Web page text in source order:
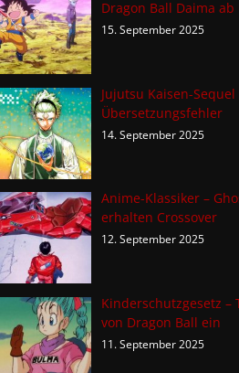
Dragon Ball Daima ab
15. September 2025
Jujutsu Kaisen-
Übersetzungsfehler
14. September 2025
Anime-Klassiker –
erhalten Crossover
12. September 2025
Kinderschutzgesetz –
von Dragon Ball ein
11. September 2025